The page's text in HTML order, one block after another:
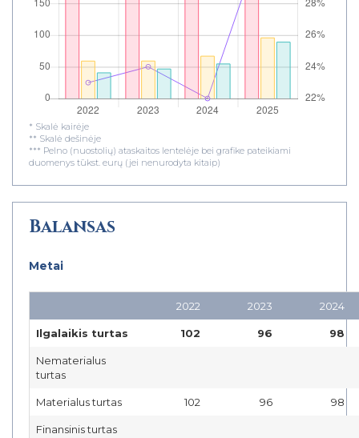
* Skalė kairėje
** Skalė dešinėje
*** Pelno (nuostolių) ataskaitos lentelėje bei grafike pateikiami
duomenys tūkst. eurų (jei nenurodyta kitaip)
Balansas
Metai
2022 2023 2024
Ilgalaikis turtas 102 96 98
Nematerialus
turtas
Materialus turtas 102 96 98
Finansinis turtas